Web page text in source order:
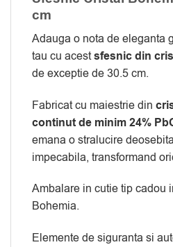
cm
Adauga o nota de eleganta
tau cu acestsfesnic din
de exceptie de 30.5 cm.
Fabricat cu maiestrie din
continut de minim 24%
emana o stralucire
impecabila, transformand
Ambalare in cutie tip cadou
Bohemia.
Elemente de siguranta si